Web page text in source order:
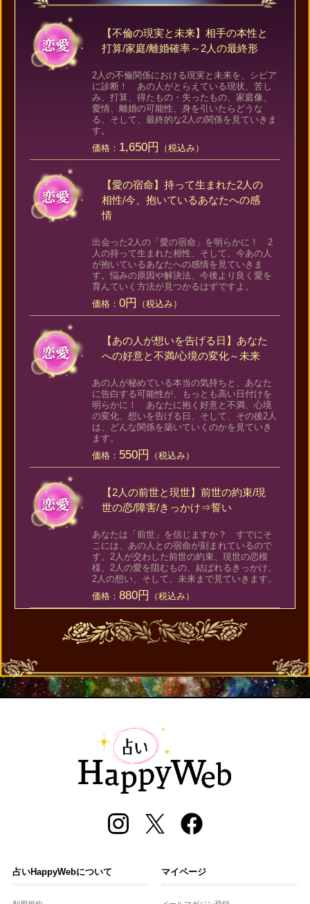
【不倫の現実と未来】相手の本性と
打算/家庭/離婚確率～2人の最終形
2人の不倫関係における現実と未来を、シビア
に診断！ あの人がとらえている現状、苦し
み、打算、得たもの・失ったもの、家庭像、
愛情、離婚の可能性、身を引いたらどうな
る、そして、最終的な2人の関係を見ていきま
す。
価格： 1,650円 （税込み）
【愛の宿命】持って生まれた2人の
相性/今、抱いているあなたへの感
情
出会った2人の「愛の宿命」を明らかに！ 2
人の持って生まれた相性、そして、今あの人
が抱いているあなたへの感情を見ていきま
す。悩みの原因や解決法、今後より良く愛を
育んていく方法が見つかるはずですよ。
価格：0円 （税込み）
【あの人が想いを告げる日】あなた
への好意と不満/心境の変化～未来
あの人が秘めている本当の気持ちと、あなた
に告白する可能性が、もっとも高い日付けを
明らかに！ あなたに抱く好意と不満、心境
の変化、想いを告げる日、そして、その後2人
は、どんな関係を築いていくのかを見ていき
ます。
価格： 550円 （税込み）
【2人の前世と現世】前世の約束/現
世の恋/障害/きっかけ⇒誓い
あなたは「前世」を信じますか？ すでにそ
こには、あの人との宿命が刻まれているので
す。2人が交わした前世の約束、現世の恋模
様、2人の愛を阻むもの、結ばれるきっかけ、
2人の想い、そして、未来まで見ていきます。
価格：880円 （税込み）
占いHappyWebについて マイページ